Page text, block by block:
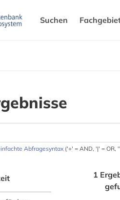
Suchen
Abfragesyntax ('+' = AND, '|' = OR,
1